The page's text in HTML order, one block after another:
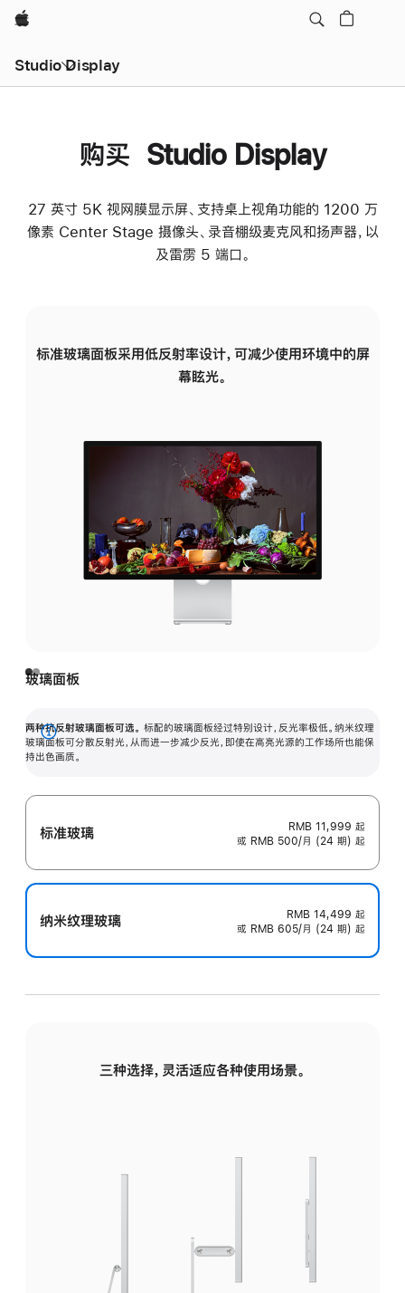
Apple
Studio Display
购买 Studio Display
27 英寸 5K 视网膜显示屏、支持桌上视角功能的 1200 万
像素 Center Stage 摄像头、录音棚级麦克风和扬声器，以
及雷雳 5 端口。
标准玻璃面板采用低反射率设计，可减少使用环境中的屏
幕眩光。
玻璃面板
两种抗反射玻璃面板可选。 标配的玻璃面板经过特别设计，反光率极低。纳米纹理
玻璃面板可分散反射光，从而进一步减少反光，即使在高亮光源的工作场所也能保
持出色画质。
展
开
标准玻璃 RMB 11,999 起
或 RMB 500/月 (24 期) 起
纳米纹理玻璃 RMB 14,499 起
或 RMB 605/月 (24 期) 起
三种选择，灵活适应各种使用场景。